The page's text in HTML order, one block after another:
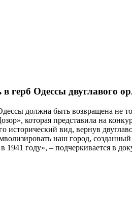
герб Одессы двуглавого
должна быть возвращена не
которая представила на
исторический вид, вернув
наш город,
году», – подчеркивается в